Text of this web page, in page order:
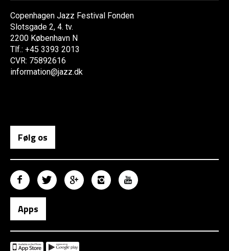
Copenhagen Jazz Festival Fonden
Slotsgade 2, 4. tv.
2200 København N
Tlf.: +45 3393 2013
CVR: 75892616
information@jazz.dk
Følg os
Apps